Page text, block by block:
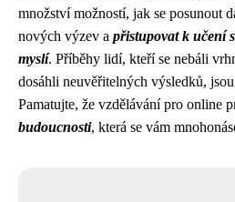
množství možností, jak se posunout
nových výzev a přistupovat k učení
myslí. Příběhy lidí, kteří se nebáli
dosáhli neuvěřitelných výsledků,
Pamatujte, že vzdělávání pro online
budoucnosti, která se vám